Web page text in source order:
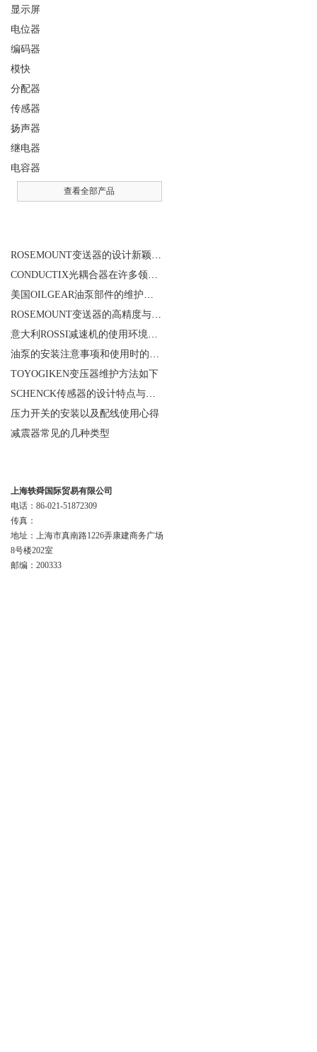
显示屏
电位器
编码器
模快
分配器
传感器
扬声器
继电器
电容器
查看全部产品
ROSEMOUNT变送器的设计新颖性且使用安全性
CONDUCTIX光耦合器在许多领域都得到了广泛的应用
美国OILGEAR油泵部件的维护和修理
ROSEMOUNT变送器的高精度与高可靠性设计揭秘
意大利ROSSI减速机的使用环境和保养要求
油泵的安装注意事项和使用时的维护
TOYOGIKEN变压器维护方法如下
SCHENCK传感器的设计特点与优势
压力开关的安装以及配线使用心得
减震器常见的几种类型
上海轶舜国际贸易有限公司
电话：86-021-51872309
传真：
地址：上海市真南路1226弄康建商务广场
8号楼202室
邮编：200333